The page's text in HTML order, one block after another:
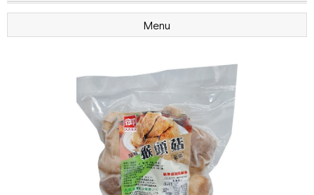
Menu